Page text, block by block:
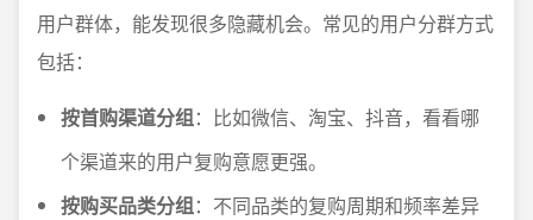
用户群体，能发现很多隐藏机会。常见的用户分群方式
包括：
按首购渠道分组：比如微信、淘宝、抖音，看看哪
个渠道来的用户复购意愿更强。
按购买品类分组：不同品类的复购周期和频率差异